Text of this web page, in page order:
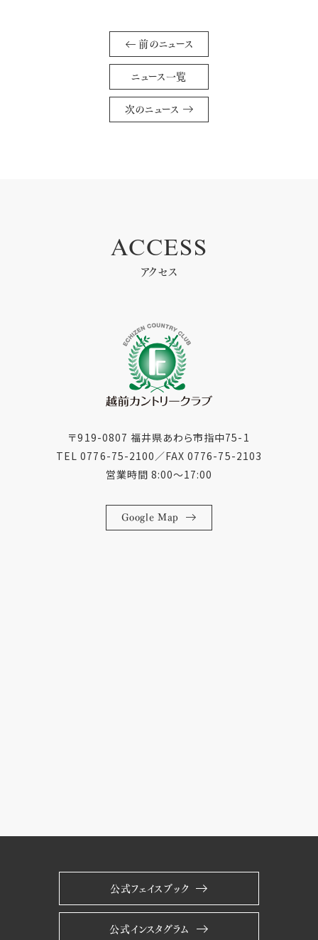
前のニュース
ニュース一覧
次のニュース
ACCESS
アクセス
〒919-0807 福井県あわら市指中75-1
TEL 0776-75-2100／FAX 0776-75-2103
営業時間 8:00〜17:00
Google Map
公式フェイスブック
公式インスタグラム